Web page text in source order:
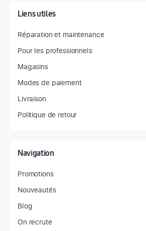
Liens utiles
Réparation et maintenance
Pour les professionnels
Magasins
Modes de paiement
Livraison
Politique de retour
Navigation
Promotions
Nouveautés
Blog
On recrute